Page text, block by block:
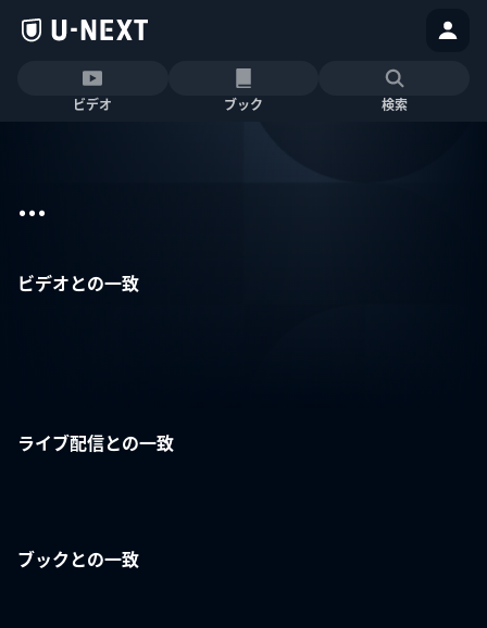
ビデオ ブック 検索
...
ビデオとの一致
ライブ配信との一致
ブックとの一致